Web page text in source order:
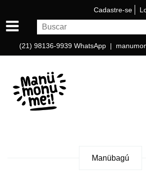
Cadastre-se
(21) 98136-9939 WhatsApp |
Manübagú